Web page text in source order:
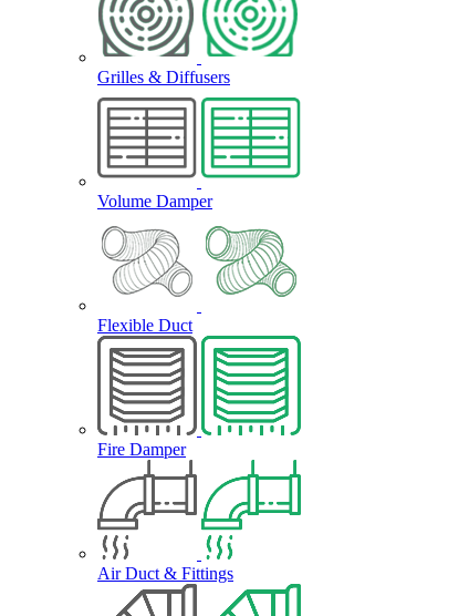
Grilles & Diffusers
Volume Damper
Flexible Duct
Fire Damper
Air Duct & Fittings